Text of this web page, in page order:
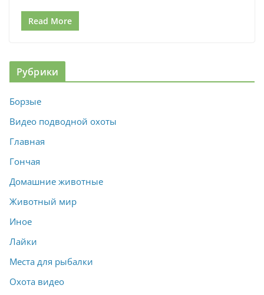
Read More
Рубрики
Борзые
Видео подводной охоты
Главная
Гончая
Домашние животные
Животный мир
Иное
Лайки
Места для рыбалки
Охота видео